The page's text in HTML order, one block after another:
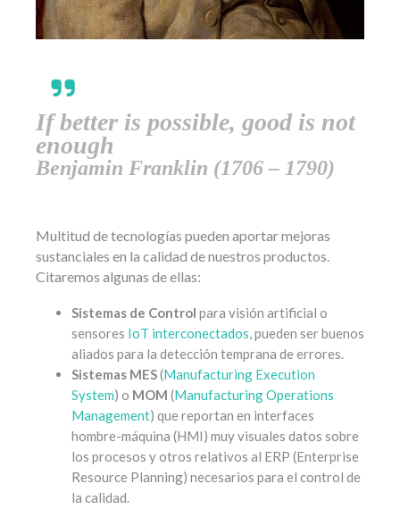
If better is possible, good is not
enough
Benjamin Franklin (1706 – 1790)
Multitud de tecnologías pueden aportar mejoras
sustanciales en la calidad de nuestros productos.
Citaremos algunas de ellas:
Sistemas de Control para visión artificial o
sensores IoT interconectados, pueden ser buenos
aliados para la detección temprana de errores.
Sistemas MES(Manufacturing Execution
System) o MOM (Manufacturing Operations
Management) que reportan en interfaces
hombre-máquina (HMI) muy visuales datos sobre
los procesos y otros relativos al ERP (Enterprise
Resource Planning) necesarios para el control de
la calidad.